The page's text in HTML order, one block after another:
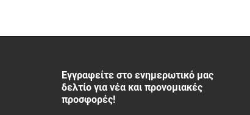
Εγγραφείτε στο ενημερωτικό μας
δελτίο για νέα και προνομιακές
προσφορές!